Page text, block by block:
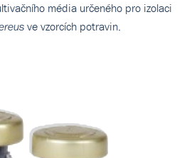
média určeného pro izolaci
ve vzorcích potravin.